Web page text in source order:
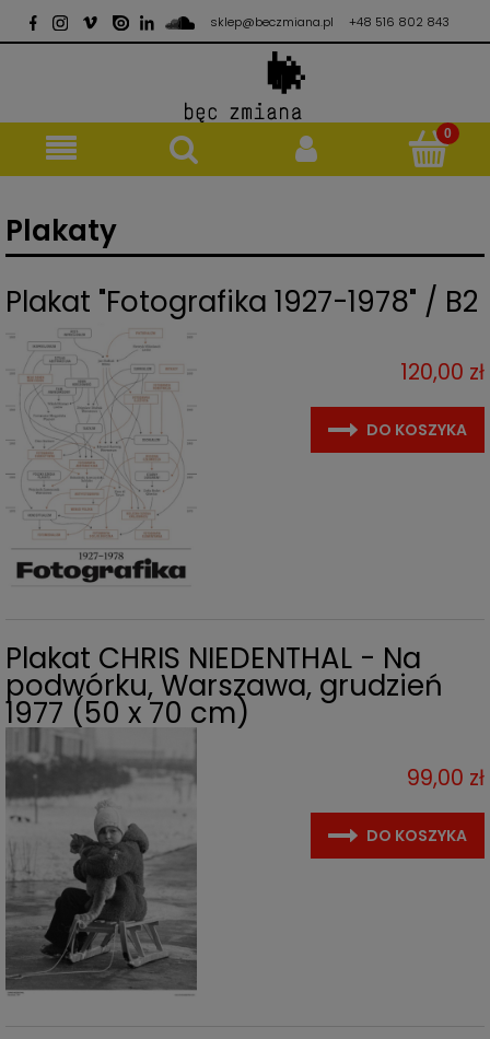
sklep@beczmiana.pl +48 516 802 843
Plakaty
Plakat "Fotografika 1927-1978" / B2
120,00 zł
DO KOSZYKA
Plakat CHRIS NIEDENTHAL - Na
podwórku, Warszawa, grudzień
1977 (50 x 70 cm)
99,00 zł
DO KOSZYKA